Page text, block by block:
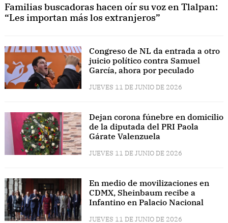
Familias buscadoras hacen oír su voz en Tlalpan:
“Les importan más los extranjeros”
Congreso de NL da entrada a otro
juicio político contra Samuel
García, ahora por peculado
JUEVES 11 DE JUNIO DE 2026
Dejan corona fúnebre en domicilio
de la diputada del PRI Paola
Gárate Valenzuela
JUEVES 11 DE JUNIO DE 2026
En medio de movilizaciones en
CDMX, Sheinbaum recibe a
Infantino en Palacio Nacional
JUEVES 11 DE JUNIO DE 2026